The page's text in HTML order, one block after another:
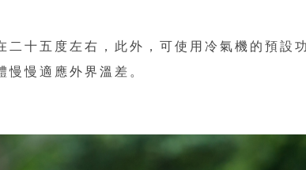
十五度左右，此外，可使用冷氣機的預設功
慢適應外界溫差。